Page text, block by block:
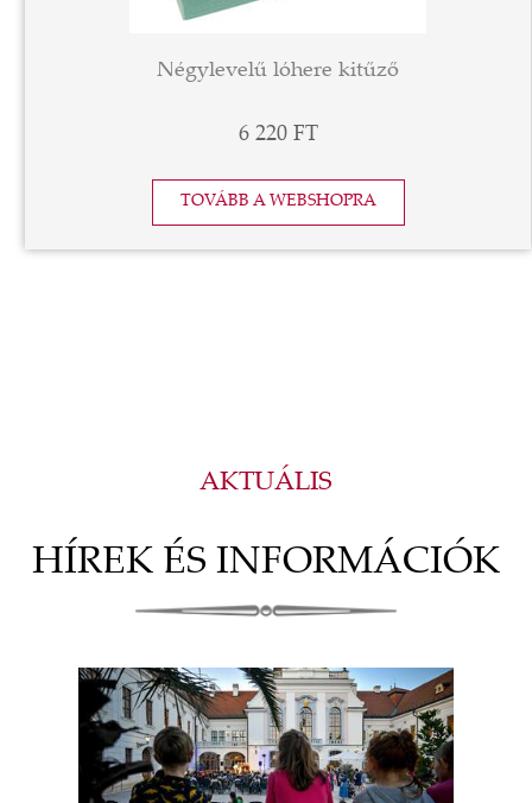
Négylevelű lóhere kitűző
6 220 FT
TOVÁBB A WEBSHOPRA
AKTUÁLIS
HÍREK ÉS INFORMÁCIÓK